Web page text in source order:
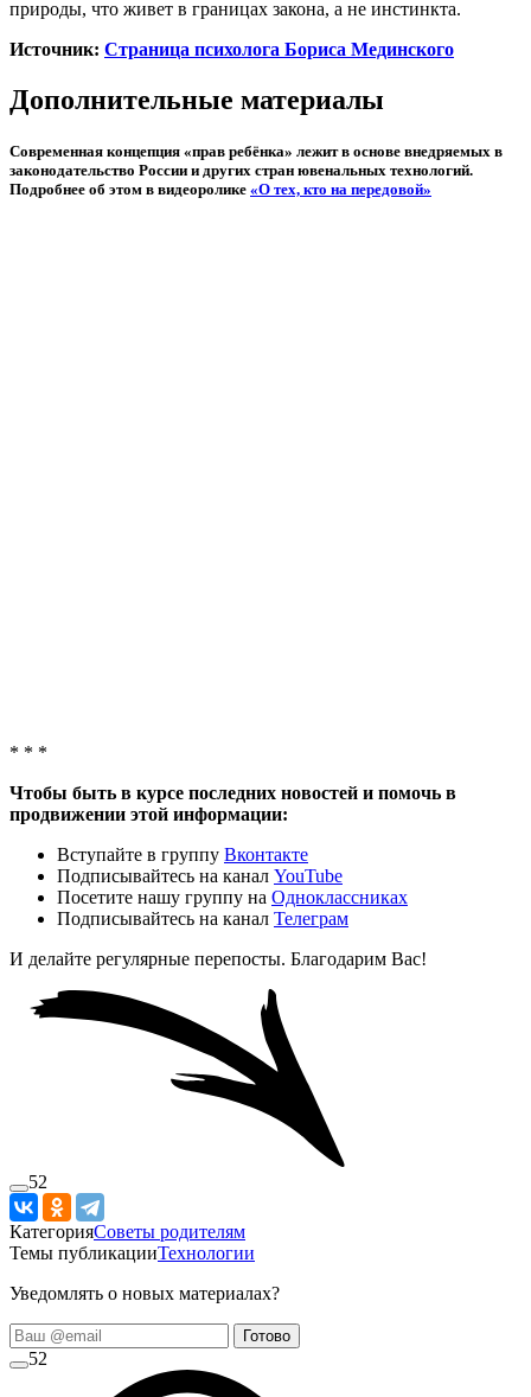
природы, что живет в границах закона, а не инстинкта.
Источник: Страница психолога Бориса Мединского
Дополнительные материалы
Современная концепция «прав ребёнка» лежит в основе внедряемых в
законодательство России и других стран ювенальных технологий.
Подробнее об этом в видеоролике «О тех, кто на передовой»
* * *
Чтобы быть в курсе последних новостей и помочь в
продвижении этой информации:
Вступайте в группу Вконтакте
Подписывайтесь на канал YouTube
Посетите нашу группу на Одноклассниках
Подписывайтесь на канал Телеграм
И делайте регулярные перепосты. Благодарим Вас!
52
КатегорияСоветы родителям
Темы публикацииТехнологии
Уведомлять о новых материалах?
Готово
52